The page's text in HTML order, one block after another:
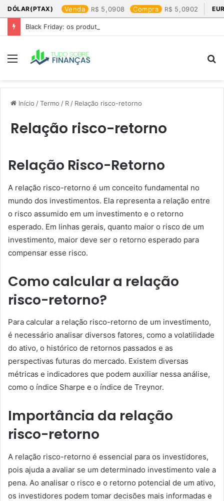
DÓLAR(PTAX) Venda 5,0908 Compra 5,0902
Black Friday: os produtos que mais valem a pena
Menu
Início /Termo / R / Relação risco-retorno
Relação risco-retorno
Relação Risco-Retorno
A relação risco-retorno é um conceito fundamental no
mundo dos investimentos. Ela representa a relação entre
o risco assumido em um investimento e o retorno
esperado. Em linhas gerais, quanto maior o risco de um
investimento, maior deve ser o retorno esperado para
compensar esse risco.
Como calcular a relação
risco-retorno?
Para calcular a relação risco-retorno de um investimento,
é necessário analisar diversos fatores, como a volatilidade
do ativo, o histórico de retornos passados e as
perspectivas futuras do mercado. Existem diversas
métricas e indicadores que podem auxiliar nessa análise,
como o índice Sharpe e o índice de Treynor.
Importância da relação
risco-retorno
A relação risco-retorno é essencial para os investidores,
pois ajuda a avaliar se um determinado investimento vale a
pena. Ao analisar o risco e o retorno potencial de um ativo,
os investidores podem tomar decisões mais informadas e